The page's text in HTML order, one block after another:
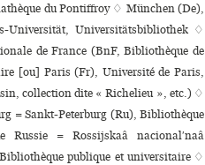
du Pontiffroy ♢ München (De),
Universität, Universitätsbibliothek ♢
de France (BnF, Bibliothèque de
[ou] Paris (Fr), Université de Paris,
collection dite « Richelieu », etc.) ♢
= Sankt-Peterburg (Ru), Bibliothèque
Russie = Rossijskaâ nacionalʹnaâ
publi­que et uni­ver­si­taire ♢